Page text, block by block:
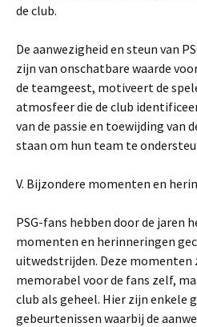
de club.
De aanwezigheid en steun van
zijn van onschatbare waarde
de teamgeest, motiveert de
atmosfeer die de club
van de passie en toewijding van
staan om hun team te
V. Bijzondere momenten en
PSG-fans hebben door de jaren
momenten en herinneringen
uitwedstrijden. Deze momenten
memorabel voor de fans zelf,
club als geheel. Hier zijn enkele
gebeurtenissen waarbij de